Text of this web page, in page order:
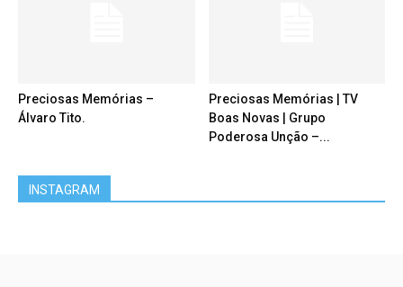
Preciosas Memórias –
Álvaro Tito.
Preciosas Memórias | TV
Boas Novas | Grupo
Poderosa Unção –...
INSTAGRAM